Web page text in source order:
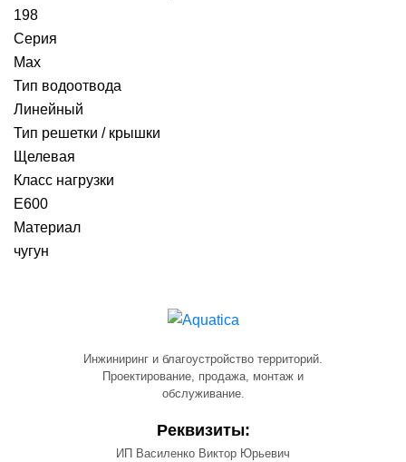
198
Серия
Max
Тип водоотвода
Линейный
Тип решетки / крышки
Щелевая
Класс нагрузки
E600
Материал
чугун
Инжиниринг и благоустройство территорий.
Проектирование, продажа, монтаж и
обслуживание.
Реквизиты:
ИП Василенко Виктор Юрьевич